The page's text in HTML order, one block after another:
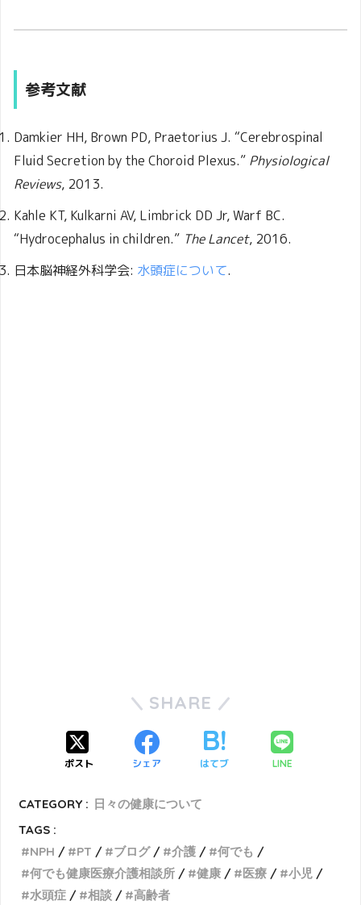
参考文献
Damkier HH, Brown PD, Praetorius J. “Cerebrospinal
Fluid Secretion by the Choroid Plexus.” Physiological
Reviews, 2013.
Kahle KT, Kulkarni AV, Limbrick DD Jr, Warf BC.
“Hydrocephalus in children.” The Lancet, 2016.
日本脳神経外科学会: 水頭症について.
SHARE
ポスト シェア はてブ LINE
CATEGORY : 日々の健康について
TAGS :
NPH
PT ブログ 介護
何でも
何でも健康医療介護相談所
健康 医療
小児
水頭症
相談 高齢者